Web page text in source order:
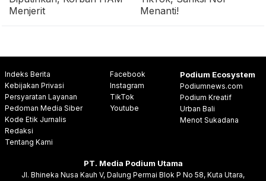
Menjerit
Menanti!
Indeks Berita
Kebijakan Privasi
Persyaratan Layanan
Pedoman Media Siber
Kode Etik Jurnalis
Redaksi
Tentang Kami
Facebook
Instagram
TikTok
Youtube
Podium Ecosystem
Podiumnews.com
Podium Kreatif
Urban Bali
Menot Sukadana
PT. Media Podium Utama
Jl. Bhineka Nusa Kauh V, Dalung Permai Blok P No 58, Kuta Utara,